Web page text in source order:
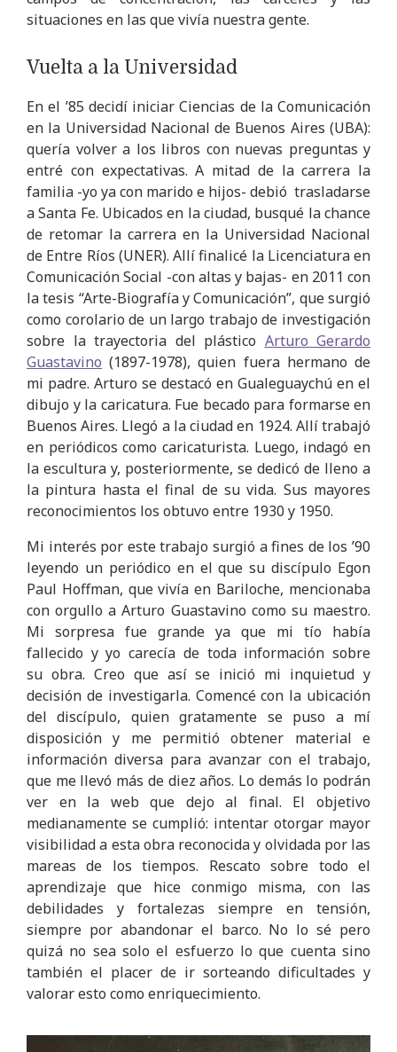
situaciones en las que vivía nuestra gente.
Vuelta a la Universidad
En el ’85 decidí iniciar Ciencias de la Comunicación
en la Universidad Nacional de Buenos Aires (UBA):
quería volver a los libros con nuevas preguntas y
entré con expectativas. A mitad de la carrera la
familia -yo ya con marido e hijos- debió trasladarse
a Santa Fe. Ubicados en la ciudad, busqué la chance
de retomar la carrera en la Universidad Nacional
de Entre Ríos (UNER). Allí finalicé la Licenciatura en
Comunicación Social -con altas y bajas- en 2011 con
la tesis “Arte-Biografía y Comunicación”, que surgió
como corolario de un largo trabajo de investigación
sobre la trayectoria del plástico Arturo Gerardo
Guastavino (1897-1978), quien fuera hermano de
mi padre. Arturo se destacó en Gualeguaychú en el
dibujo y la caricatura. Fue becado para formarse en
Buenos Aires. Llegó a la ciudad en 1924. Allí trabajó
en periódicos como caricaturista. Luego, indagó en
la escultura y, posteriormente, se dedicó de lleno a
la pintura hasta el final de su vida. Sus mayores
reconocimientos los obtuvo entre 1930 y 1950.
Mi interés por este trabajo surgió a fines de los ’90
leyendo un periódico en el que su discípulo Egon
Paul Hoffman, que vivía en Bariloche, mencionaba
con orgullo a Arturo Guastavino como su maestro.
Mi sorpresa fue grande ya que mi tío había
fallecido y yo carecía de toda información sobre
su obra. Creo que así se inició mi inquietud y
decisión de investigarla. Comencé con la ubicación
del discípulo, quien gratamente se puso a mí
disposición y me permitió obtener material e
información diversa para avanzar con el trabajo,
que me llevó más de diez años. Lo demás lo podrán
ver en la web que dejo al final. El objetivo
medianamente se cumplió: intentar otorgar mayor
visibilidad a esta obra reconocida y olvidada por las
mareas de los tiempos. Rescato sobre todo el
aprendizaje que hice conmigo misma, con las
debilidades y fortalezas siempre en tensión,
siempre por abandonar el barco. No lo sé pero
quizá no sea solo el esfuerzo lo que cuenta sino
también el placer de ir sorteando dificultades y
valorar esto como enriquecimiento.